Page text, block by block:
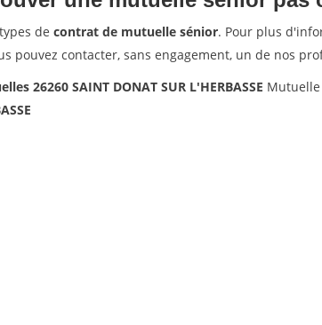
de contrat de mutuelle sénior. Pour plus
pouvez contacter, sans engagement, un de nos
26260 SAINT DONAT SUR L'HERBASSE